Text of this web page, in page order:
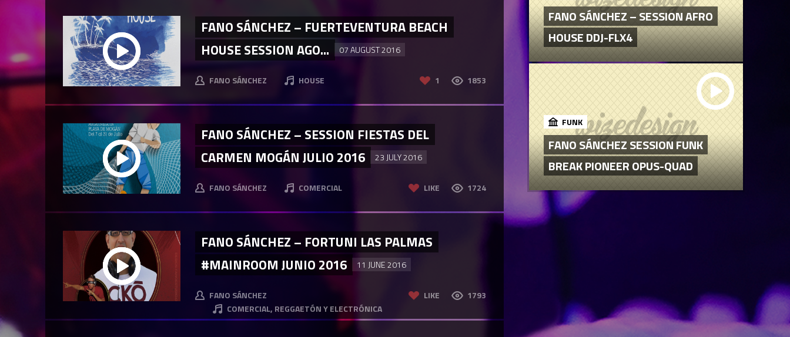
1 1853
FANO SÁNCHEZ – FUERTEVENTURA BEACH
HOUSE SESSION AGO...
07 AUGUST 2016
FANO SÁNCHEZ HOUSE
LIKE 1724
FANO SÁNCHEZ – SESSION FIESTAS DEL
CARMEN MOGÁN JULIO 2016
23 JULY 2016
FANO SÁNCHEZ COMERCIAL
LIKE 1793
FANO SÁNCHEZ – FORTUNI LAS PALMAS
#MAINROOM JUNIO 2016
11 JUNE 2016
FANO SÁNCHEZ
COMERCIAL, REGGAETÓN Y ELECTRÓNICA
FANO SÁNCHEZ – SESSION AFRO
HOUSE DDJ-FLX4
FUNK
FANO SÁNCHEZ SESSION FUNK
BREAK PIONEER OPUS-QUAD